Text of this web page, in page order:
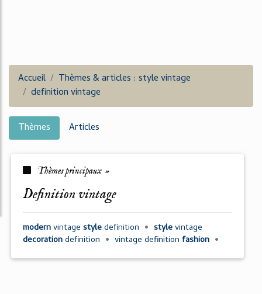
Accueil
Thèmes & articles : style vintage
definition vintage
Thèmes Articles
Thèmes principaux »
definition vintage
modernvintage styledefinition • stylevintage
decorationdefinition • vintage definition fashion •